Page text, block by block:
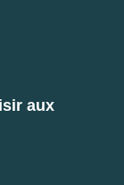
aux